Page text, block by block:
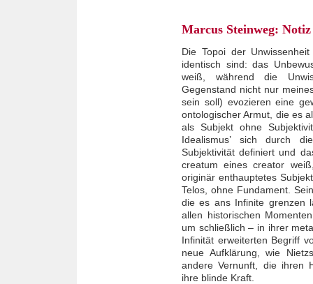
Marcus Steinweg:
Die Topoi der
identisch sind: das
weiß, während die
Gegenstand nicht nur
sein soll) evozieren eine
ontologischer Armut, die es
als Subjekt ohne
Idealismus’ sich durch
Subjektivität definiert und
creatum eines creator
originär enthauptetes
Telos, ohne Fundament.
die es ans Infinite grenzen
allen historischen
um schließlich – in ihrer
Infinität erweiterten Begriff
neue Aufklärung, wie
andere Vernunft, die ihren
ihre blinde Kraft.